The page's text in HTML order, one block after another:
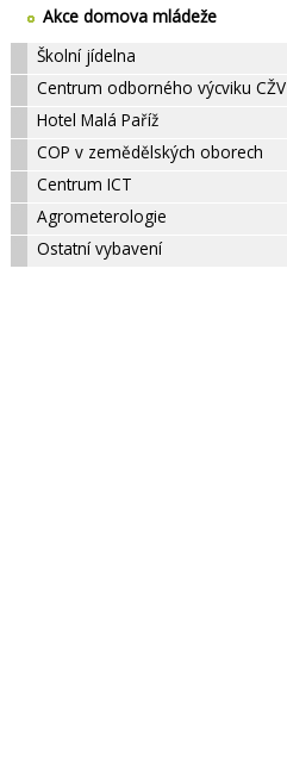
Akce domova mládeže
Školní jídelna
Centrum odborného výcviku CŽV
Hotel Malá Paříž
COP v zemědělských oborech
Centrum ICT
Agrometerologie
Ostatní vybavení